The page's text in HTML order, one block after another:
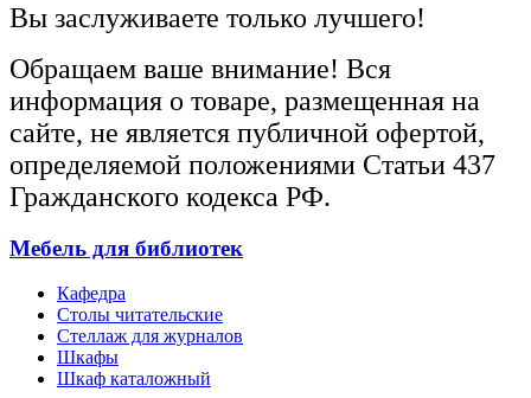
Вы заслуживаете только лучшего!
Обращаем ваше внимание! Вся
информация о товаре, размещенная на
сайте, не является публичной офертой,
определяемой положениями Статьи 437
Гражданского кодекса РФ.
Мебель для библиотек
Кафедра
Столы читательские
Стеллаж для журналов
Шкафы
Шкаф каталожный